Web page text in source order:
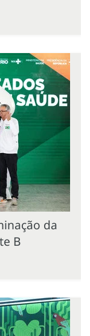
da
B